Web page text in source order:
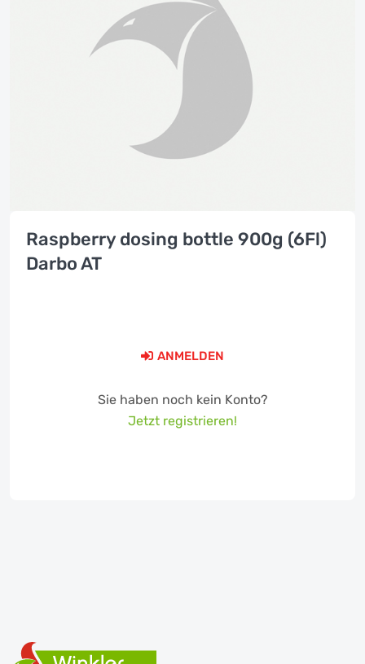
Raspberry dosing bottle 900g (6Fl)
Darbo AT
ANMELDEN
Sie haben noch kein Konto?
Jetzt registrieren!